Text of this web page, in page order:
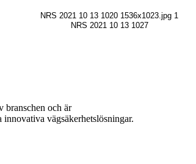
branschen och är
innovativa vägsäkerhetslösningar.